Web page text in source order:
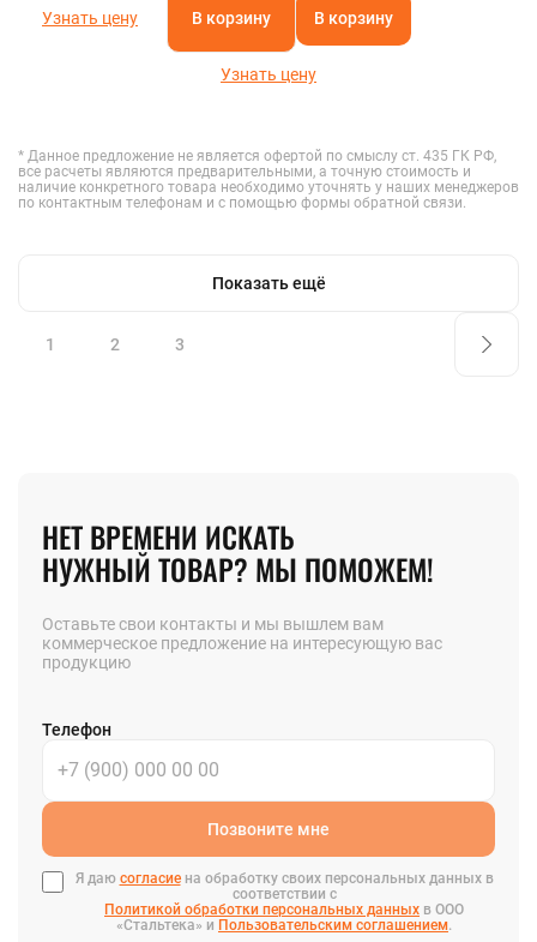
Узнать цену В корзину В корзину
Узнать цену
* Данное предложение не является офертой по смыслу ст. 435 ГК РФ,
все расчеты являются предварительными, а точную стоимость и
наличие конкретного товара необходимо уточнять у наших менеджеров
по контактным телефонам и с помощью формы обратной связи.
Показать ещё
1 2 3
НЕТ ВРЕМЕНИ ИСКАТЬ
НУЖНЫЙ ТОВАР? МЫ ПОМОЖЕМ!
Оставьте свои контакты и мы вышлем вам
коммерческое предложение на интересующую вас
продукцию
Телефон
Позвоните мне
Я даю согласиена обработку своих персональных данных в
соответствии с
Политикой обработки персональных данных в ООО
«Стальтека» и Пользовательским соглашением.